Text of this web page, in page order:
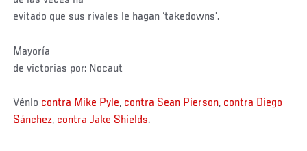
evitado que sus rivales le hagan ‘takedowns’.
Mayoría
de victorias por: Nocaut
Vénlo contra Mike Pyle, contra Sean Pierson, contra Diego
Sánchez, contra Jake Shields.